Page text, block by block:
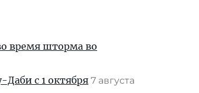
время шторма во
с 1 октября 7 августа